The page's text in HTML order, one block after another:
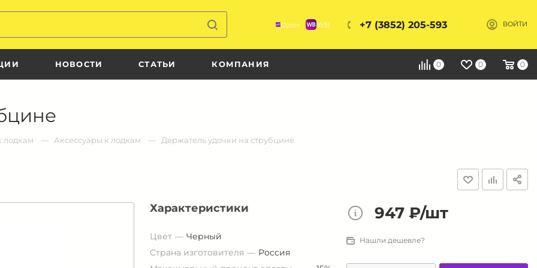
Ozon WB +7 (3852) 205-593 ВОЙТИ
НОВОСТИ СТАТЬИ КОМПАНИЯ 0 0 0
лодкам Аксессуары к лодкам Держатель удочки на струбцине
Характеристики
Цвет
Черный
Страна изготовителя
Россия
947 ₽/шт
Нашли дешевле?